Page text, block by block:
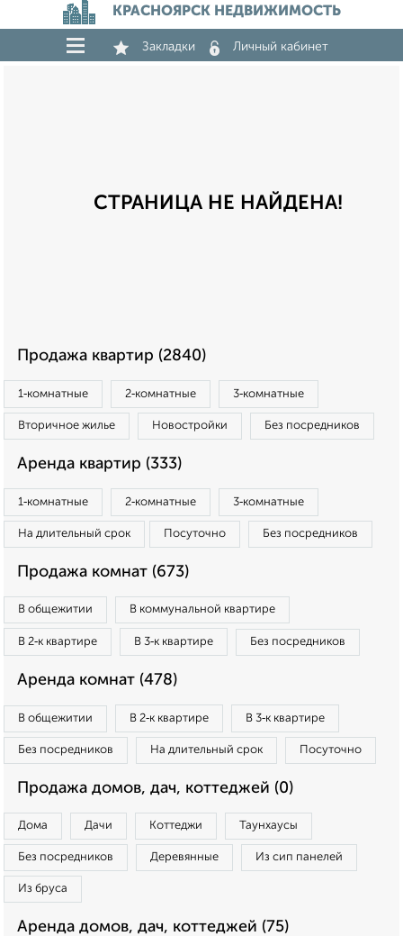
КРАСНОЯРСК НЕДВИЖИМОСТЬ
Закладки Личный кабинет
СТРАНИЦА НЕ НАЙДЕНА!
Продажа квартир (2840)
1‑комнатные 2‑комнатные 3‑комнатные
Вторичное жилье Новостройки Без посредников
Аренда квартир (333)
1‑комнатные 2‑комнатные 3‑комнатные
На длительный срок Посуточно Без посредников
Продажа комнат (673)
В общежитии В коммунальной квартире
В 2‑к квартире В 3‑к квартире Без посредников
Аренда комнат (478)
В общежитии В 2‑к квартире В 3‑к квартире
Без посредников На длительный срок Посуточно
Продажа домов, дач, коттеджей (0)
Дома Дачи Коттеджи Таунхаусы
Без посредников Деревянные Из сип панелей
Из бруса
Аренда домов, дач, коттеджей (75)